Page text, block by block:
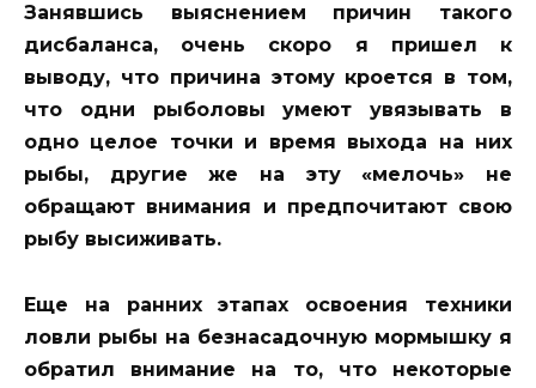
Занявшись выяснением причин такого
дисбаланса, очень скоро я пришел к
выводу, что причина этому кроется в том,
что одни рыболовы умеют увязывать в
одно целое точки и время выхода на них
рыбы, другие же на эту «мелочь» не
обращают внимания и предпочитают свою
рыбу высиживать.
Еще на ранних этапах освоения техники
ловли рыбы на безнасадочную мормышку я
обратил внимание на то, что некоторые